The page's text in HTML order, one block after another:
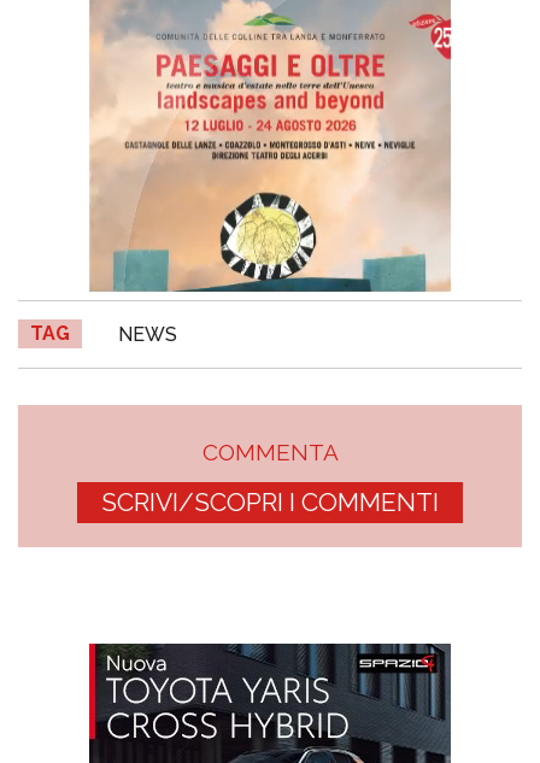
TAG NEWS
COMMENTA
SCRIVI/SCOPRI I COMMENTI